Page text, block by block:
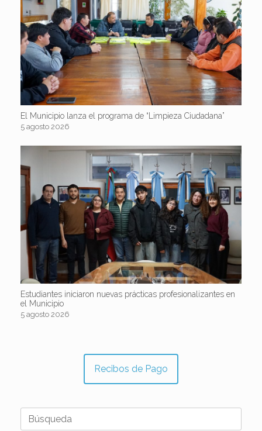
El Municipio lanza el programa de “Limpieza Ciudadana”
5 agosto 2026
Estudiantes iniciaron nuevas prácticas profesionalizantes en
el Municipio
5 agosto 2026
Recibos de Pago
Buscar: